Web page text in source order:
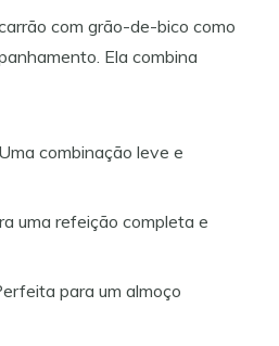
com grão-de-bico como
Ela combina
combinação leve e
uma refeição completa e
para um almoço